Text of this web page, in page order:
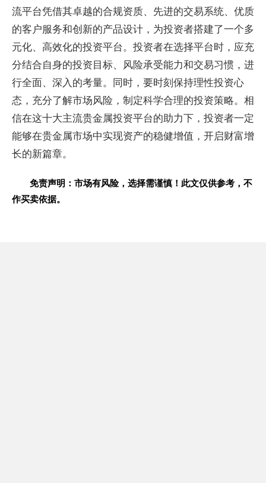
流平台凭借其卓越的合规资质、先进的交易系统、优质
的客户服务和创新的产品设计，为投资者搭建了一个多
元化、高效化的投资平台。投资者在选择平台时，应充
分结合自身的投资目标、风险承受能力和交易习惯，进
行全面、深入的考量。同时，要时刻保持理性投资心
态，充分了解市场风险，制定科学合理的投资策略。相
信在这十大主流贵金属投资平台的助力下，投资者一定
能够在贵金属市场中实现资产的稳健增值，开启财富增
长的新篇章。
免责声明：市场有风险，选择需谨慎！此文仅供参考，不
作买卖依据。